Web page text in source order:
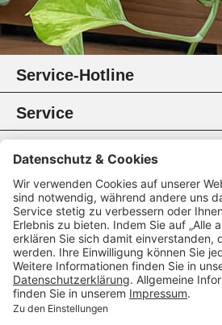
Service-Hotline
Service
Information
Rechtliches
Zahlungsmethoden
Zertifikate
Folgen Sie uns